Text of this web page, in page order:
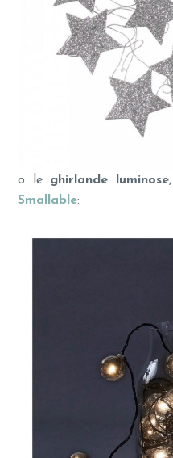
o le ghirlande luminose
Smallable: